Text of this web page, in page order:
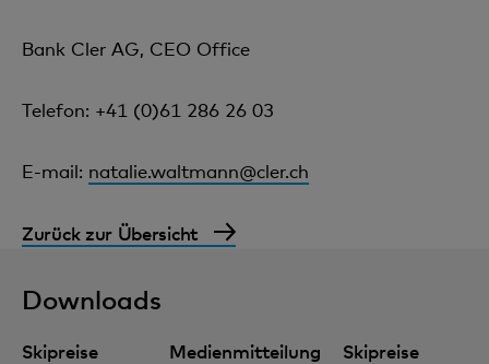
Bank Cler AG, CEO Office
Telefon: +41 (0)61 286 26 03
E-mail: natalie.waltmann@cler.ch
Zurück zur Übersicht
Downloads
Skipreise
Medienmitteilung
Skipreise